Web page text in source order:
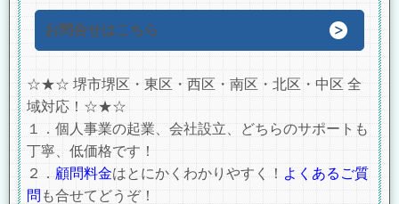
お問合せはこちら
☆★☆ 堺市堺区・東区・西区・南区・北区・中区 全
域対応！☆★☆
１．個人事業の起業、会社設立、どちらのサポートも
丁寧、低価格です！
２． 顧問料金はとにかくわかりやすく！ よくあるご質
問 も合せてどうぞ！